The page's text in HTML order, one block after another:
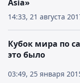
14:33, 21 августа
Asia»
03:49, 25 января
Кубок мира по
это было